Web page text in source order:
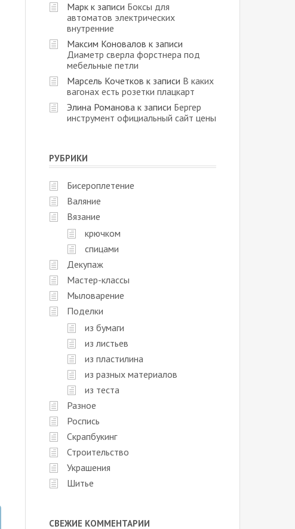
Марк к записи Боксы для
автоматов электрических
внутренние
Максим Коновалов к записи
Диаметр сверла форстнера под
мебельные петли
Марсель Кочетков к записи В каких
вагонах есть розетки плацкарт
Элина Романова к записи Бергер
инструмент официальный сайт цены
РУБРИКИ
Бисероплетение
Валяние
Вязание
крючком
спицами
Декупаж
Мастер-классы
Мыловарение
Поделки
из бумаги
из листьев
из пластилина
из разных материалов
из теста
Разное
Роспись
Скрапбукинг
Строительство
Украшения
Шитье
СВЕЖИЕ КОММЕНТАРИИ